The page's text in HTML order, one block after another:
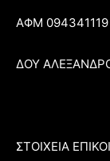
ΑΦΜ 094341119
ΔΟΥ
ΣΤΟΙΧΕΙΑ